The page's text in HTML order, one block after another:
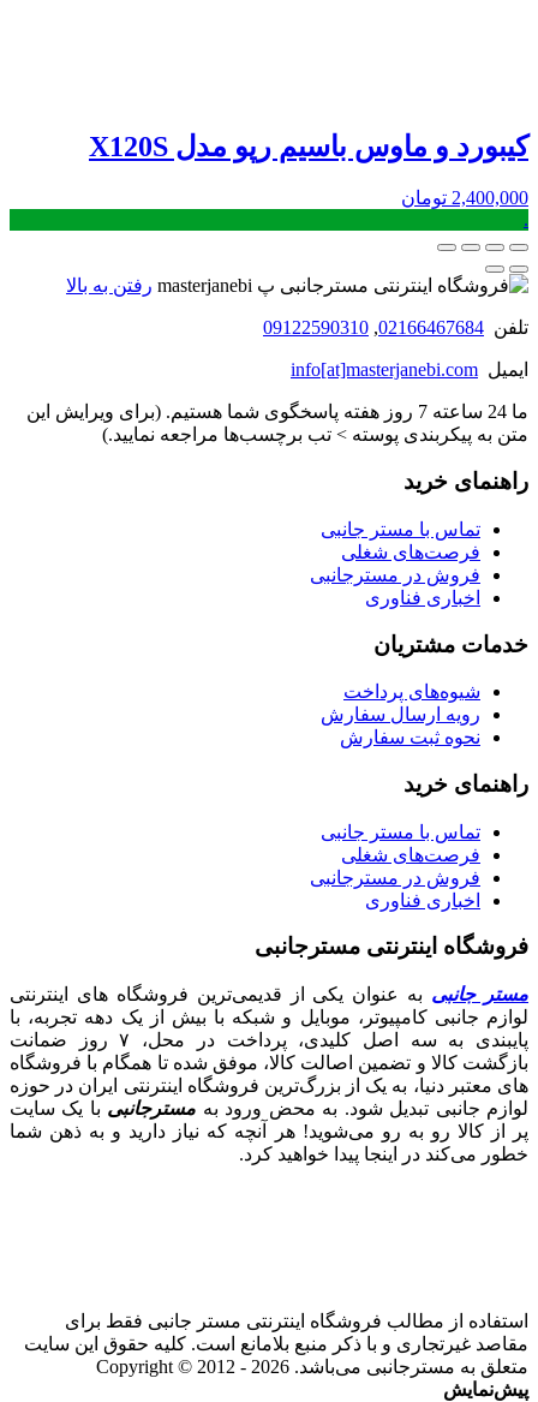
کیبورد و ماوس باسیم رپو مدل X120S
2,400,000 تومان
.
رفتن به بالا
تلفن 02166467684
,
09122590310
ایمیل info[at]masterjanebi.com
ما 24 ساعته 7 روز هفته پاسخگوی شما هستیم. (برای ویرایش این
متن به پیکربندی پوسته > تب برچسب‌ها مراجعه نمایید.)
راهنمای خرید
تماس با مستر جانبی
فرصت‌های شغلی
فروش در مسترجانبی
اخباری فناوری
خدمات مشتریان
شیوه‌های پرداخت
رویه ارسال سفارش
نحوه ثبت سفارش
راهنمای خرید
تماس با مستر جانبی
فرصت‌های شغلی
فروش در مسترجانبی
اخباری فناوری
فروشگاه اینترنتی مسترجانبی
مستر جانبی به عنوان یکی از قدیمی‌ترین فروشگاه های اینترنتی
لوازم جانبی کامپیوتر، موبایل و شبکه با بیش از یک دهه تجربه، با
پایبندی به سه اصل کلیدی، پرداخت در محل، ۷ روز ضمانت
بازگشت کالا و تضمین اصالت کالا، موفق شده تا همگام با فروشگاه‌
های معتبر دنیا، به یک از بزرگ‌ترین فروشگاه اینترنتی ایران در حوزه
لوازم جانبی تبدیل شود. به محض ورود به مسترجانبی با یک سایت
پر از کالا رو به رو می‌شوید! هر آنچه که نیاز دارید و به ذهن شما
خطور می‌کند در اینجا پیدا خواهید کرد.
استفاده از مطالب فروشگاه اینترنتی مستر جانبی فقط برای
مقاصد غیرتجاری و با ذکر منبع بلامانع است. کلیه حقوق این سایت
متعلق به مسترجانبی می‌باشد. Copyright © 2012 - 2026
پیش‌نمایش